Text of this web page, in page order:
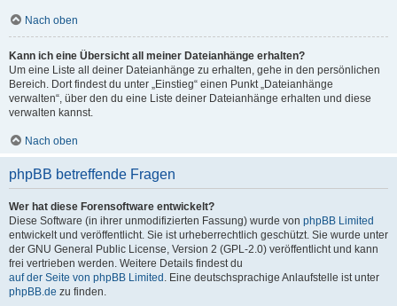
Nach oben
Kann ich eine Übersicht all meiner Dateianhänge erhalten?
Um eine Liste all deiner Dateianhänge zu erhalten, gehe in den persönlichen
Bereich. Dort findest du unter „Einstieg“ einen Punkt „Dateianhänge
verwalten“, über den du eine Liste deiner Dateianhänge erhalten und diese
verwalten kannst.
Nach oben
phpBB betreffende Fragen
Wer hat diese Forensoftware entwickelt?
Diese Software (in ihrer unmodifizierten Fassung) wurde von phpBB Limited
entwickelt und veröffentlicht. Sie ist urheberrechtlich geschützt. Sie wurde unter
der GNU General Public License, Version 2 (GPL-2.0) veröffentlicht und kann
frei vertrieben werden. Weitere Details findest du
auf der Seite von phpBB Limited . Eine deutschsprachige Anlaufstelle ist unter
phpBB.de zu finden.